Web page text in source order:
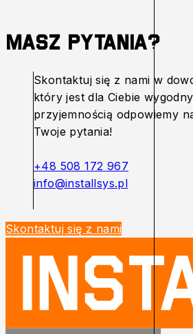
Masz pytania?
Skontaktuj się z nami w
który jest dla Ciebie
przyjemnością odpowiemy
Twoje pytania!
+48 508 172 967
info@installsys.pl
Skontaktuj się z nami